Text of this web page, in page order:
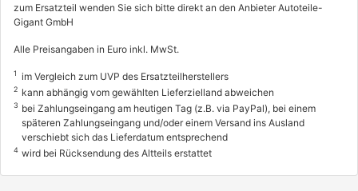
1.7 CTDi (EP4, EU9)
01/2002 - 09/2005
2131354
HONDA
CIVIC VII Hatchback (EU, EP, EV)
2.0 i Sport (EV1)
zum Ersatzteil wenden Sie sich bitte direkt an den Anbieter Autoteile-
Gigant GmbH
Alle Preisangaben in Euro inkl. MwSt.
1 im Vergleich zum UVP des Ersatzteilherstellers
2 kann abhängig vom gewählten Lieferzielland abweichen
3 bei Zahlungseingang am heutigen Tag (z.B. via PayPal), bei einem
späteren Zahlungseingang und/oder einem Versand ins Ausland
verschiebt sich das Lieferdatum entsprechend
4 wird bei Rücksendung des Altteils erstattet